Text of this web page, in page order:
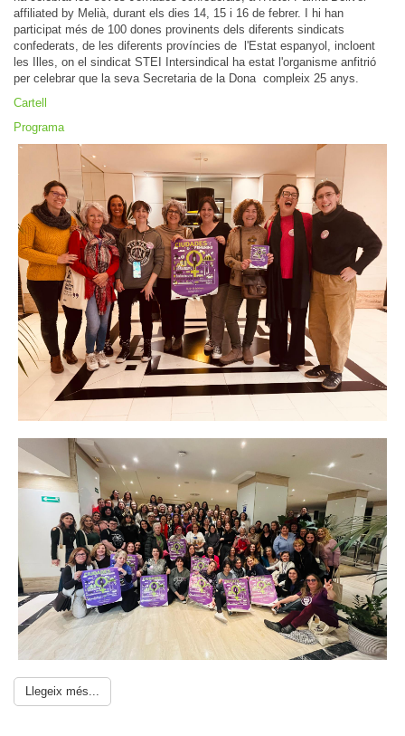
affiliated by Melià, durant els dies 14, 15 i 16 de febrer. I hi han
participat més de 100 dones provinents dels diferents sindicats
confederats, de les diferents províncies de l'Estat espanyol, incloent
les Illes, on el sindicat STEI Intersindical ha estat l'organisme anfitrió
per celebrar que la seva Secretaria de la Dona compleix 25 anys.
Cartell
Programa
Llegeix més...